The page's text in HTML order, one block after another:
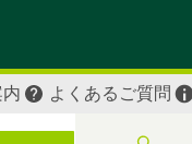
よくあるご質問